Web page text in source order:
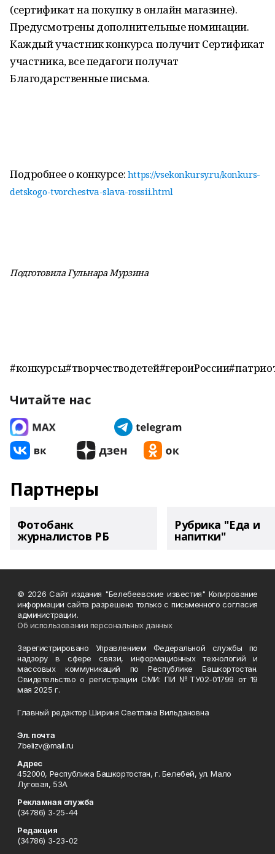
(сертификат на покупку в онлайн магазине).
Предусмотрены дополнительные номинации.
Каждый участник конкурса получит Сертификат
участника, все педагоги получат
Благодарственные письма.
Подробнее о конкурсе: https://vsekonkursy.ru/konkurs-
detskogo-tvorchestva-slava-rossii.html
Подготовила Гульнара Мурзина
Читайте нас
Партнеры
Фотобанк
журналистов РБ
Рубрика "Еда и
напитки"
© 2026 Сайт издания "Белебеевские известия" Копирование
информации сайта разрешено только с письменного согласия
администрации.
Об использовании персональных данных
Зарегистрировано Управлением Федеральной службы по
надзору в сфере связи, информационных технологий и
массовых коммуникаций по Республике Башкортостан.
Свидетельство о регистрации СМИ: ПИ №ТУ02-01799 от 19
мая 2025 г.
Главный редактор Шириня Светлана Вильдановна
Эл. почта
7belizv@mail.ru
Адрес
452000, Республика Башкортостан, г. Белебей, ул. Мало
Луговая, 53А
Рекламная служба
(34786) 3-25-44
Редакция
(34786) 3-23-02